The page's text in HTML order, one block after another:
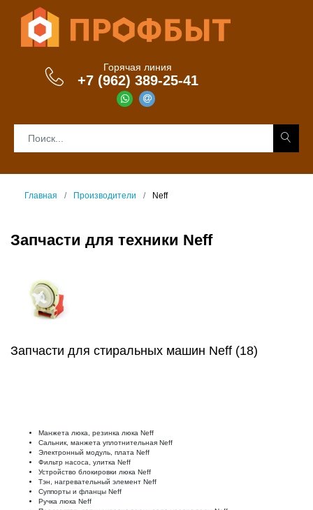
Горячая линия
+7 (962) 389-25-41
Главная Производители Neff
Запчасти для техники Neff
Запчасти для стиральных машин Neff (18)
Манжета люка, резинка люка Neff
Сальник, манжета уплотнительная Neff
Электронный модуль, плата Neff
Фильтр насоса, улитка Neff
Устройство блокировки люка Neff
Тэн, нагревательный элемент Neff
Суппорты и фланцы Neff
Ручка люка Neff